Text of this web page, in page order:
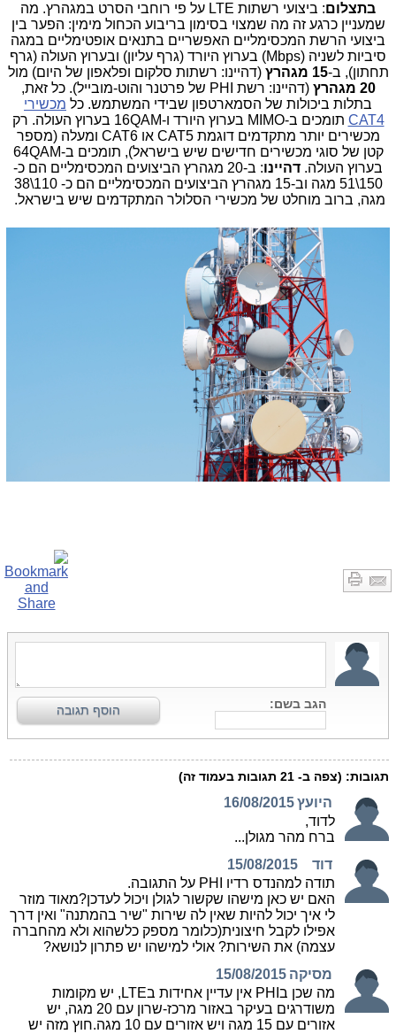
בתצלום
: ביצועי רשתות LTE על פי רוחבי הסרט במגהרץ. מה
שמעניין כרגע זה מה שמצוי בסימון בריבוע הכחול מימין: הפער בין
ביצועי הרשת המכסימליים האפשריים בתנאים אופטימליים במגה
סיביות לשניה (Mbps) בערוץ היורד (גרף עליון) ובערוץ העולה (גרף
תחתון), ב-15 מגהרץ
(דהיינו: רשתות סלקום ופלאפון של היום) מול
20 מגהרץ
(דהיינו: רשת PHI של פרטנר והוט-מובייל). כל זאת,
בתלות ביכולות של הסמארטפון שבידי המשתמש. כל מכשירי
CAT4
תומכים ב-MIMO בערוץ היורד ו-16QAM בערוץ העולה. רק
מכשירים יותר מתקדמים דוגמת CAT5 או CAT6 ומעלה (מספר
קטן של סוגי מכשירים חדישים שיש בישראל), תומכים ב-64QAM
בערוץ העולה. דהיינו
: ב-20 מגהרץ הביצועים המכסימליים הם כ-
150\51 מגה וב-15 מגהרץ הביצועים המכסימליים הם כ- 110\38
מגה, ברוב מוחלט של מכשירי הסלולר המתקדמים שיש בישראל.